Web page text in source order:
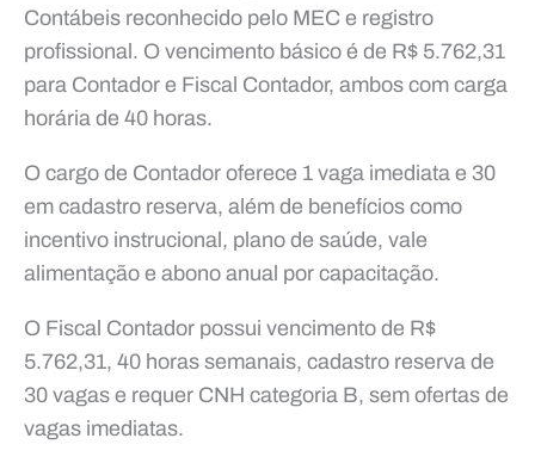
Contábeis reconhecido pelo MEC e registro
profissional. O vencimento básico é de R$ 5.762,31
para Contador e Fiscal Contador, ambos com carga
horária de 40 horas.
O cargo de Contador oferece 1 vaga imediata e 30
em cadastro reserva, além de benefícios como
incentivo instrucional, plano de saúde, vale
alimentação e abono anual por capacitação.
O Fiscal Contador possui vencimento de R$
5.762,31, 40 horas semanais, cadastro reserva de
30 vagas e requer CNH categoria B, sem ofertas de
vagas imediatas.